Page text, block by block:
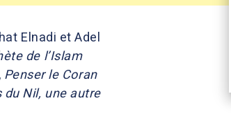
Elnadi et Adel
de l’Islam
Penser le Coran
du Nil, une autre